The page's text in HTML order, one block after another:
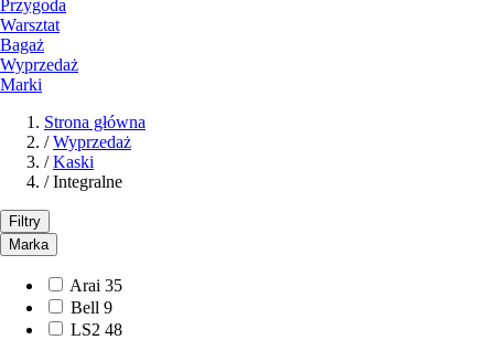
Przygoda
Warsztat
Bagaż
Wyprzedaż
Marki
Strona główna
/ Wyprzedaż
/ Kaski
/ Integralne
Filtry
Marka
Arai 35
Bell 9
LS2 48